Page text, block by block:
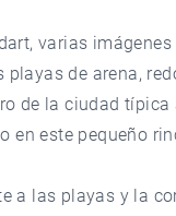
varias
de arena,
de la ciudad
en este pequeño
a las playas y la